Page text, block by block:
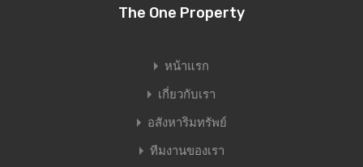
The One Property
หน้าแรก
เกี่ยวกับเรา
อสังหาริมทรัพย์
ทีมงานของเรา